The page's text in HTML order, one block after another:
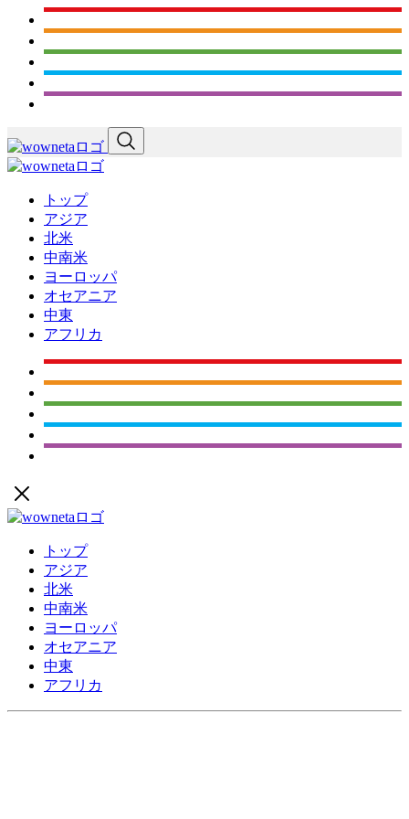
トップ
アジア
北米
中南米
ヨーロッパ
オセアニア
中東
アフリカ
トップ
アジア
北米
中南米
ヨーロッパ
オセアニア
中東
アフリカ